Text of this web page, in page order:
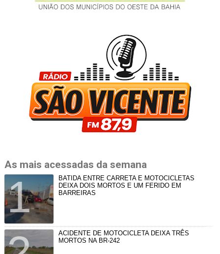
As mais acessadas da semana
BATIDA ENTRE CARRETA E MOTOCICLETAS
DEIXA DOIS MORTOS E UM FERIDO EM
BARREIRAS
ACIDENTE DE MOTOCICLETA DEIXA TRÊS
MORTOS NA BR-242